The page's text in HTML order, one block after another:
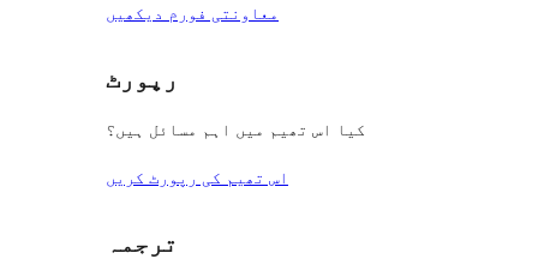
معاونتی فورم دیکھیں
رپورٹ
کیا اس تھیم میں اہم مسائل ہیں؟
اس تھیم کی رپورٹ کریں
ترجمہ